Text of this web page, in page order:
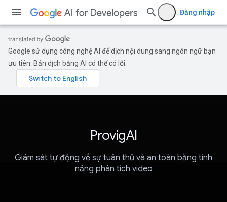
Đăng nhập
Google sử dụng công nghệ AI để dịch nội dung sang ngôn ngữ bạn
ưu tiên. Bản dịch bằng AI có thể có lỗi.
ProvigAI
Giám sát tự động về sự tuân thủ và an toàn bằng tính
năng phân tích video